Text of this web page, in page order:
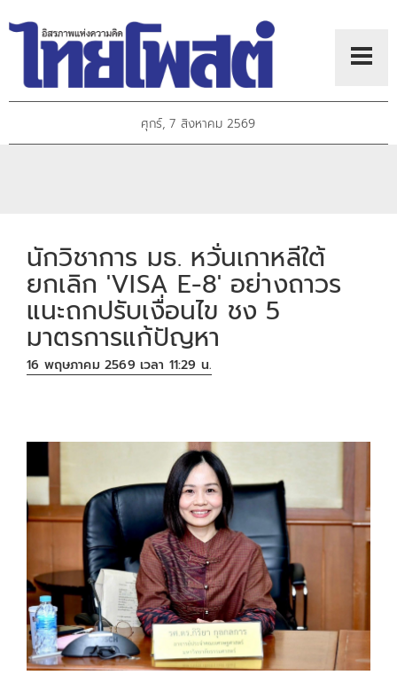
ศุกร์, 7 สิงหาคม 2569
นักวิชาการ มธ. หวั่นเกาหลีใต้
ยกเลิก 'VISA E-8' อย่างถาวร
แนะถกปรับเงื่อนไข ชง 5
มาตรการแก้ปัญหา
16 พฤษภาคม 2569 เวลา 11:29 น.